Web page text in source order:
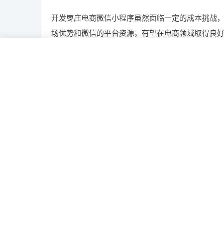
开发枣庄电商微信小程序虽然面临一定的成本挑战
场优势和微信的平台资源，有望在电商领域取得良好